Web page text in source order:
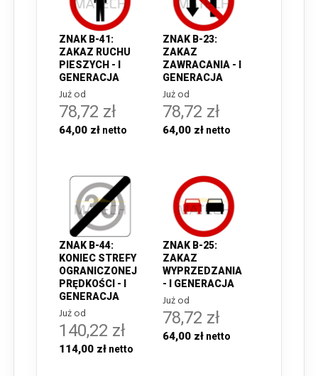
ZNAK B-41:
ZAKAZ RUCHU
PIESZYCH - I
GENERACJA
Już od
78,72 zł
64,00 zł
ZNAK B-23:
ZAKAZ
ZAWRACANIA - I
GENERACJA
Już od
78,72 zł
64,00 zł
ZNAK B-44:
KONIEC STREFY
OGRANICZONEJ
PRĘDKOŚCI - I
GENERACJA
Już od
140,22 zł
114,00 zł
ZNAK B-25:
ZAKAZ
WYPRZEDZANIA
- I GENERACJA
Już od
78,72 zł
64,00 zł